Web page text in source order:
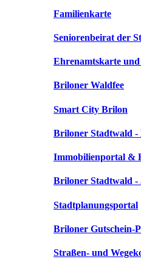
Familienkarte
Seniorenbeirat der
Ehrenamtskarte
Briloner Waldfee
Smart City Brilon
Briloner Stadtwald
Immobilienportal &
Briloner Stadtwald -
Stadtplanungsportal
Briloner Gutschein-
Straßen- und